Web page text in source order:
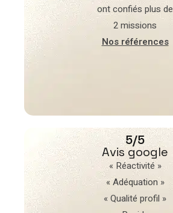
ont confiés plus de
2 missions
Nos références
5/5
Avis google
« Réactivité »
« Adéquation »
« Qualité profil »